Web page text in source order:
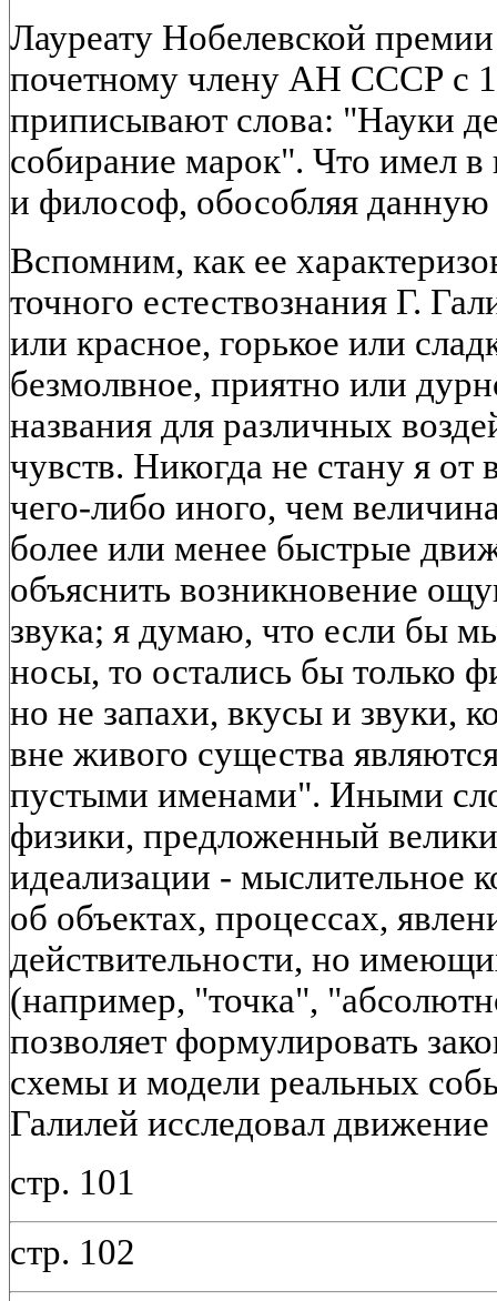
Лауреату Нобелевской
почетному члену АН СССР с
приписывают слова: "Науки
собирание марок". Что имел
и философ, обособляя
Вспомним, как ее
точного естествознания Г.
или красное, горькое или
безмолвное, приятно или
названия для различных
чувств. Никогда не стану я от
чего-либо иного, чем
более или менее быстрые
объяснить возникновение
звука; я думаю, что если бы
носы, то остались бы только
но не запахи, вкусы и звуки,
вне живого существа
пустыми именами". Иными
физики, предложенный
идеализации - мыслительное
об объектах, процессах,
действительности, но
(например, "точка",
позволяет формулировать
схемы и модели реальных
Галилей исследовал
стр. 101
стр. 102